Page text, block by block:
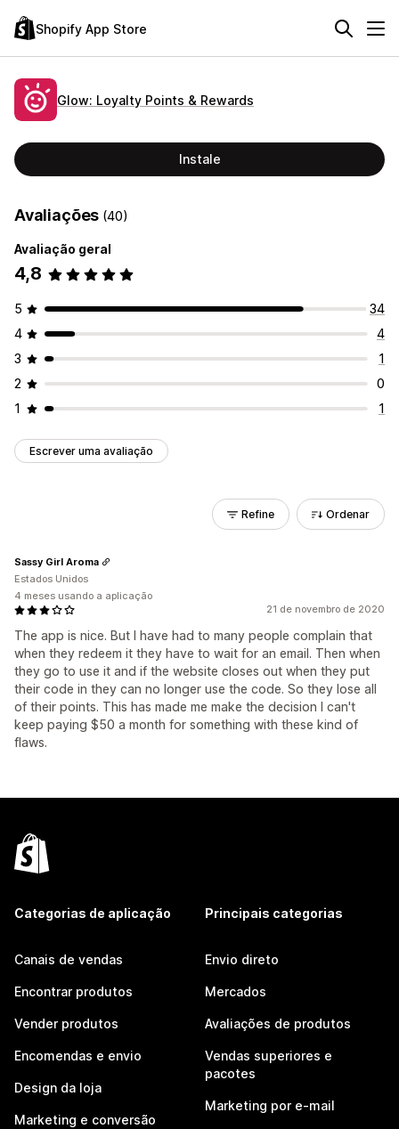
Shopify App Store
Glow: Loyalty Points & Rewards
Instale
Avaliações (40)
Avaliação geral
4,8
5
34
4
4
3
1
2
0
1
1
Escrever uma avaliação
Refine Ordenar
21 de novembro de 2020
The app is nice. But I have had to many people complain that
when they redeem it they have to wait for an email. Then when
they go to use it and if the website closes out when they put
their code in they can no longer use the code. So they lose all
of their points. This has made me make the decision I can't
keep paying $50 a month for something with these kind of
flaws.
Sassy Girl Aroma
Estados Unidos
4 meses usando a aplicação
Categorias de aplicação
Canais de vendas
Encontrar produtos
Vender produtos
Encomendas e envio
Design da loja
Marketing e conversão
Principais categorias
Envio direto
Mercados
Avaliações de produtos
Vendas superiores e
pacotes
Marketing por e-mail